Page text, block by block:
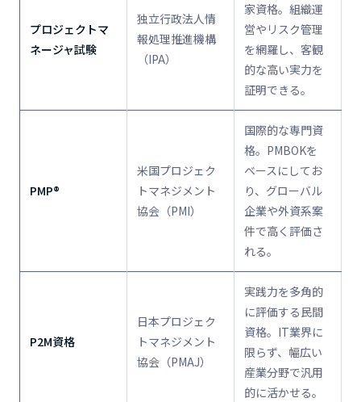
プロジェクトマ
ネージャ試験
独立行政法人情
報処理推進機構
（IPA）
家資格。組織運
営やリスク管理
を網羅し、客観
的な高い実力を
証明できる。
PMP®
米国プロジェク
トマネジメント
協会（PMI）
国際的な専門資
格。PMBOKを
ベースにしてお
り、グローバル
企業や外資系案
件で高く評価さ
れる。
P2M資格
日本プロジェク
トマネジメント
協会（PMAJ）
実践力を多角的
に評価する民間
資格。IT業界に
限らず、幅広い
産業分野で汎用
的に活かせる。